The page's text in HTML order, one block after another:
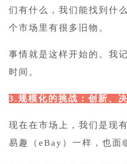
们有什么，我们能找到什
个市场里有很多旧物。
事情就是这样开始的。我
时间。
3.规模化的挑战：创新、
现在在市场上，我们是现
易趣（eBay）一样，也面